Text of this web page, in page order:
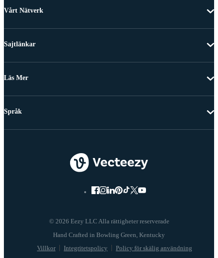
Vårt Nätverk
Sajtlänkar
Läs Mer
© 2026 Eezy LLC Alla rättigheter reserverade
Villkor Integritetspolicy Policy för skälig användning
Språk